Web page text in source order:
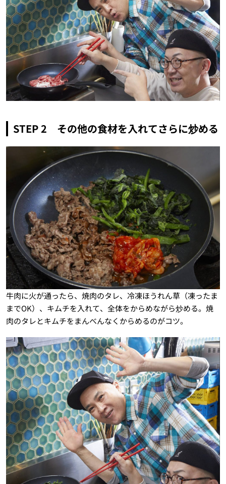
STEP 2 その他の食材を入れてさらに炒める
牛肉に火が通ったら、焼肉のタレ、冷凍ほうれん草（凍ったま
までOK）、キムチを入れて、全体をからめながら炒める。焼
肉のタレとキムチをまんべんなくからめるのがコツ。